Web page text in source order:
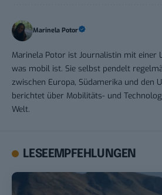
Marinela Potor
Marinela Potor ist Journalistin mit einer
was mobil ist. Sie selbst pendelt
zwischen Europa, Südamerika und den
berichtet über Mobilitäts- und
Welt.
LESEEMPFEHLUNGEN